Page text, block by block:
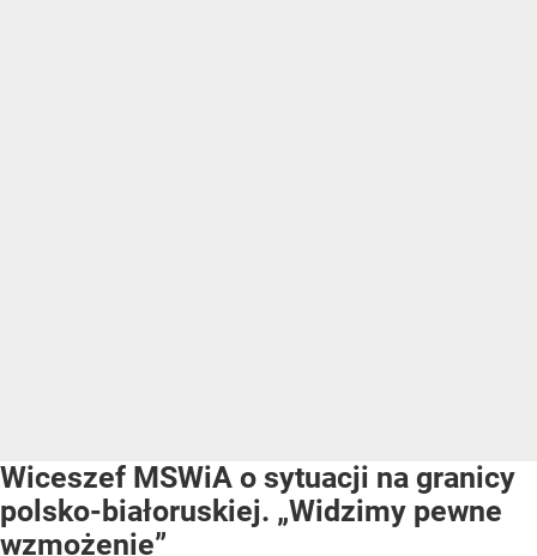
Wiceszef MSWiA o sytuacji na granicy
polsko-białoruskiej. „Widzimy pewne
wzmożenie”